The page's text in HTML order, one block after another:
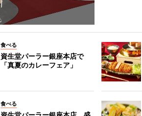
食べる
資生堂パーラー銀座本店で
「真夏のカレーフェア」
食べる